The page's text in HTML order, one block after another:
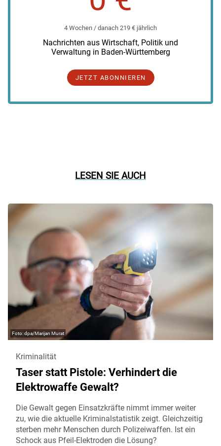
4 Wochen / danach 219 € jährlich
Nachrichten aus Wirtschaft, Politik und
Verwaltung in Baden-Württemberg
JETZT ABONNIEREN
LESEN SIE AUCH
dpa/Marijan Murat
Kriminalität
Taser statt Pistole: Verhindert die
Elektrowaffe Gewalt?
Die Gewalt gegen Einsatzkräfte nimmt immer weiter
zu, wie die aktuelle Kriminalstatistik zeigt. Gleichzeitig
sterben mehr Menschen durch Polizeiwaffen. Ist ein
Schock aus Pfeil-Elektroden die Lösung?